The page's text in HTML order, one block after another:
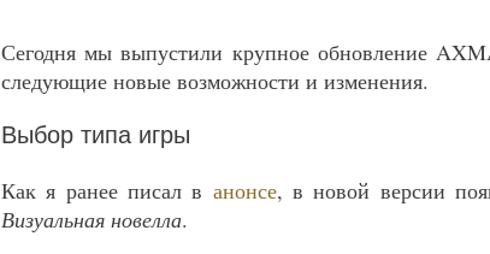
Сегодня мы выпустили крупное обновление
следующие новые возможности и изменения.
Выбор типа игры
Как я ранее писал в анонсе, в новой версии
Визуальная новелла.